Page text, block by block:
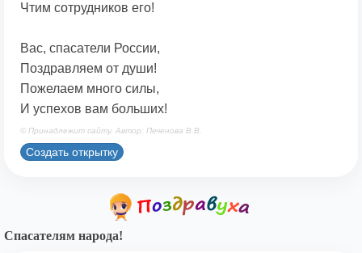
Чтим сотрудников его!
Вас, спасатели России,
Поздравляем от души!
Пожелаем много силы,
И успехов вам больших!
© Принадлежит сайту. Автор: Печенова В.В.
Создать открытку
Спасателям народа!